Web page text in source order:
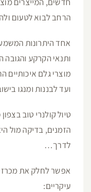
הרחב לבוא לטעום
אחד היתרונות
ותנאי הקרקע והגובה
מוצרי גלם איכותיים
ועד לבננות ומנגו
טיול קולנרי טוב
הזמנים, בדיקה מול
לדרך…
אפשר לחלק את
עיקריים: